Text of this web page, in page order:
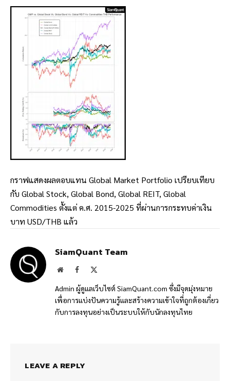
กราฟแสดงผลตอบแทน Global Market Portfolio เปรียบเทียบ
กับ Global Stock, Global Bond, Global REIT, Global
Commodities ตั้งแต่ ค.ศ. 2015-2025 ที่ผ่านการกระทบค่าเงิน
บาท USD/THB แล้ว
SiamQuant Team
WebsiteFacebook
Admin ผู้ดูแลเว็บไซต์ SiamQuant.com ซึ่งมีจุดมุ่งหมาย
เพื่อการแบ่งปันความรู้และสร้างความเข้าใจที่ถูกต้องเกี่ยว
กับการลงทุนอย่างเป็นระบบให้กับนักลงทุนไทย
LEAVE A REPLY